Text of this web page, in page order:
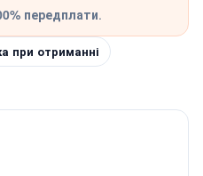
передплати.
при отриманні